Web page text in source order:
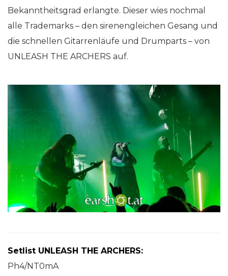
Bekanntheitsgrad erlangte. Dieser wies nochmal
alle Trademarks – den sirenengleichen Gesang und
die schnellen Gitarrenläufe und Drumparts – von
UNLEASH THE ARCHERS auf.
Setlist UNLEASH THE ARCHERS:
Ph4/NT0mA